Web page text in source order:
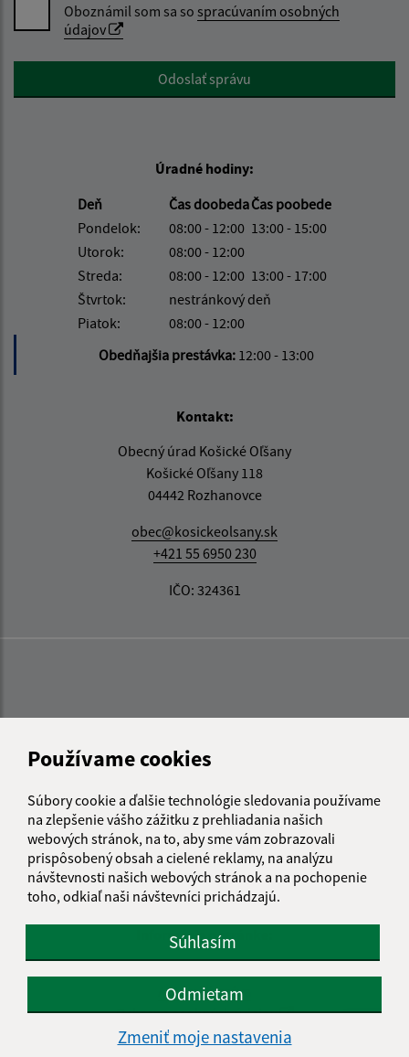
Používame cookies
Súbory cookie a ďalšie technológie sledovania používame
na zlepšenie vášho zážitku z prehliadania našich
webových stránok, na to, aby sme vám zobrazovali
prispôsobený obsah a cielené reklamy, na analýzu
návštevnosti našich webových stránok a na pochopenie
toho, odkiaľ naši návštevníci prichádzajú.
Súhlasím
Odmietam
Zmeniť moje nastavenia
Oboznámil som sa so spracúvaním osobných
údajov
Google reCaptcha ResponseOdoslať správu
Úradné hodiny:
Deň
Čas doobedaČas poobede
Pondelok:
08:00 - 12:00 13:00 - 15:00
Utorok:
08:00 - 12:00
Streda:
08:00 - 12:00 13:00 - 17:00
Štvrtok:
nestránkový deň
Piatok:
08:00 - 12:00
Obedňajšia prestávka: 12:00 - 13:00
Kontakt:
Obecný úrad Košické Oľšany
Košické Oľšany 118
04442 Rozhanovce
obec@kosickeolsany.sk
+421 55 6950 230
IČO: 324361
Informácie o stránke:
Autorské práva
Ochrana osobných údajov
Navigácia: